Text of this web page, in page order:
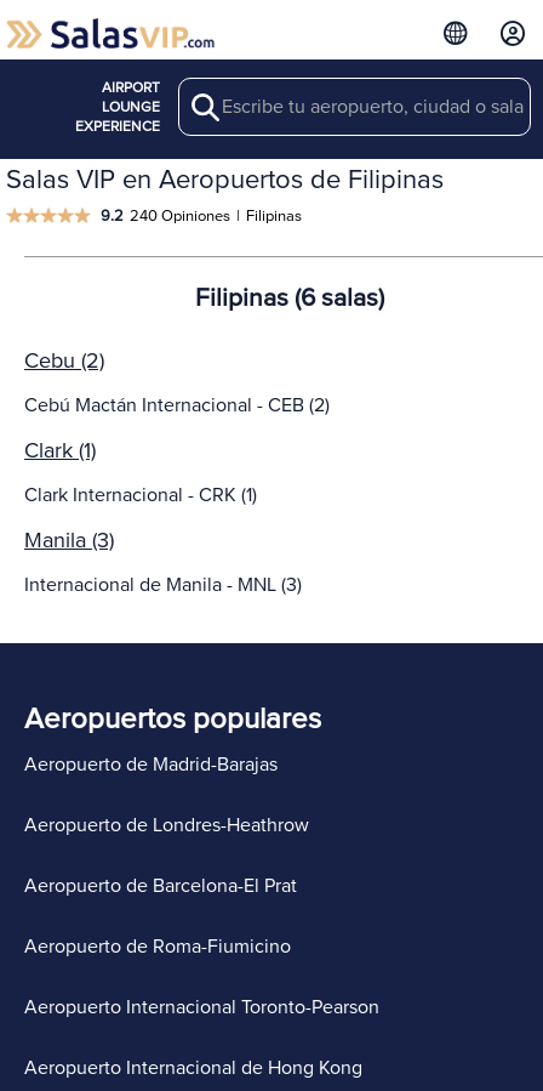
AIRPORT
LOUNGE
EXPERIENCE
Search
Salas VIP en Aeropuertos de Filipinas
9.2 240 Opiniones | Filipinas
Filipinas (6 salas)
Cebu (2)
Cebú Mactán Internacional - CEB (2)
Clark (1)
Clark Internacional - CRK (1)
Manila (3)
Internacional de Manila - MNL (3)
Aeropuertos populares
Aeropuerto de Madrid-Barajas
Aeropuerto de Londres-Heathrow
Aeropuerto de Barcelona-El Prat
Aeropuerto de Roma-Fiumicino
Aeropuerto Internacional Toronto-Pearson
Aeropuerto Internacional de Hong Kong